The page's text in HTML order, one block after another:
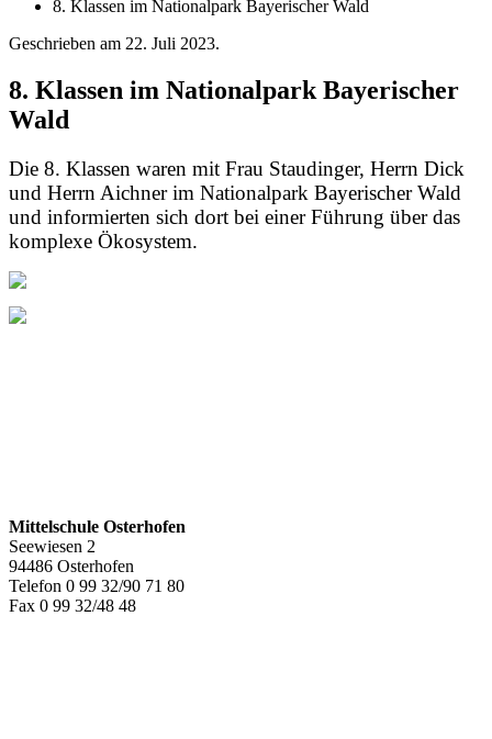
8. Klassen im Nationalpark Bayerischer Wald
Geschrieben am 22. Juli 2023.
8. Klassen im Nationalpark Bayerischer
Wald
Die 8. Klassen waren mit Frau Staudinger, Herrn Dick
und Herrn Aichner im Nationalpark Bayerischer Wald
und informierten sich dort bei einer Führung über das
komplexe Ökosystem.
Mittelschule Osterhofen
Seewiesen 2
94486 Osterhofen
Telefon 0 99 32/90 71 80
Fax 0 99 32/48 48